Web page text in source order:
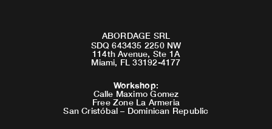
ABORDAGE SRL
SDQ 643435 2250 NW
114th Avenue, Ste 1A
Miami, FL 33192-4177
Workshop:
Calle Maximo Gomez
Free Zone La Armeria
San Cristóbal – Dominican Republic